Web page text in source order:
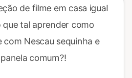
de filme em casa igual
que tal aprender como
Nescau sequinha e
comum?!